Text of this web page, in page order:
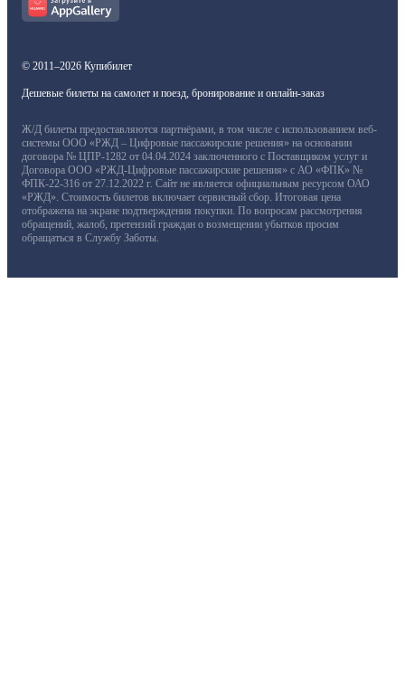
© 2011–2026 Купибилет
Дешевые билеты на самолет и поезд, бронирование и онлайн-заказ
Ж/Д билеты предоставляются партнёрами, в том числе с использованием веб-
системы ООО «РЖД – Цифровые пассажирские решения» на основании
договора № ЦПР-1282 от 04.04.2024 заключенного с Поставщиком услуг и
Договора ООО «РЖД-Цифровые пассажирские решения» с АО «ФПК» №
ФПК-22-316 от 27.12.2022 г. Сайт не является официальным ресурсом ОАО
«РЖД». Стоимость билетов включает сервисный сбор. Итоговая цена
отображена на экране подтверждения покупки. По вопросам рассмотрения
обращений, жалоб, претензий граждан о возмещении убытков просим
обращаться в Службу Заботы.